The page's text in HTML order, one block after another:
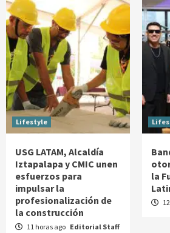
Lifestyle
USG LATAM, Alcaldía
Iztapalapa y CMIC unen
esfuerzos para
impulsar la
profesionalización de
la construcción
11 horas ago Editorial Staff
la